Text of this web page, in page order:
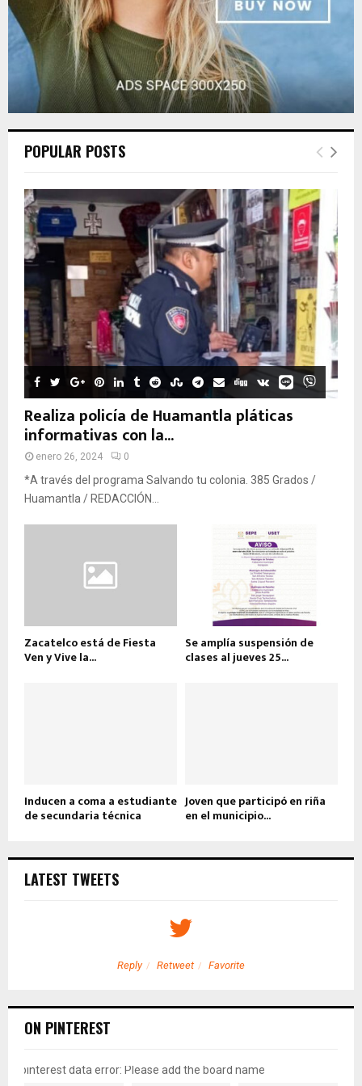
POPULAR POSTS
Realiza policía de Huamantla pláticas
informativas con la...
enero 26, 2024 0
*A través del programa Salvando tu colonia. 385 Grados /
Huamantla / REDACCIÓN...
Zacatelco está de Fiesta
Ven y Vive la...
Se amplía suspensión de
clases al jueves 25...
Inducen a coma a estudiante
de secundaria técnica
Joven que participó en riña
en el municipio...
LATEST TWEETS
Reply Retweet Favorite
ON PINTEREST
pinterest data error: Please add the board name